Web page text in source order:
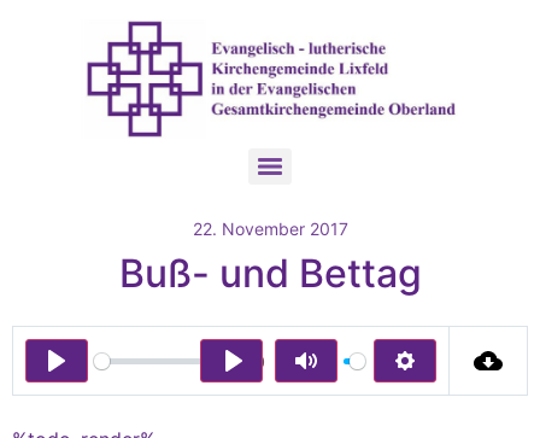
22. November 2017
Buß- und Bettag
Play
00:00
Mute Settings
Play